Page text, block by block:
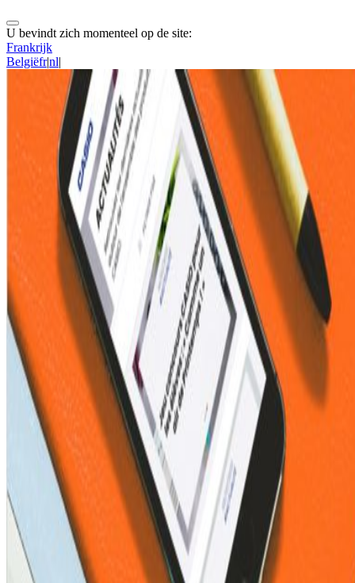
U bevindt zich momenteel op de site:
Frankrijk
Belgiëfr|nl|